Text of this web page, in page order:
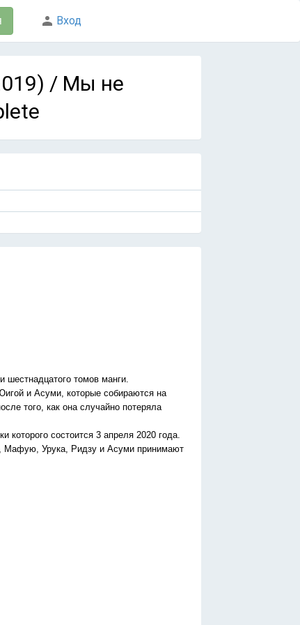
Вход
/ Мы не
шестнадцатого томов манги.
и Асуми, которые собираются на
того, как она случайно потеряла
которого состоится 3 апреля 2020 года.
Мафую, Урука, Ридзу и Асуми принимают